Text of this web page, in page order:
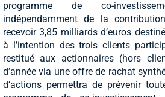
programme de co-
indépendamment de la
recevoir 3,85 milliards d’euros
à l’intention des trois clients
restitué aux actionnaires (hors
d’année via une offre de rachat
d’actions permettra de prévenir